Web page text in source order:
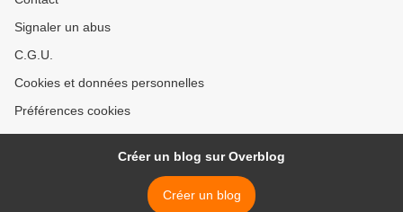
Signaler un abus
C.G.U.
Cookies et données personnelles
Préférences cookies
Créer un blog sur Overblog
Créer un blog